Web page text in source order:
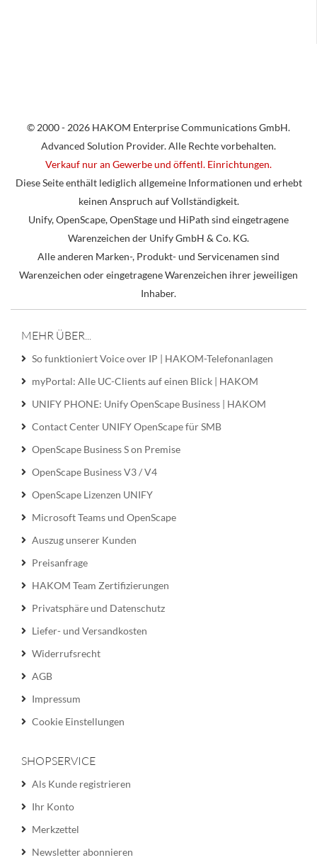
© 2000 - 2026 HAKOM Enterprise Communications GmbH.
Advanced Solution Provider. Alle Rechte vorbehalten.
Verkauf nur an Gewerbe und öffentl. Einrichtungen.
Diese Seite enthält lediglich allgemeine Informationen und erhebt
keinen Anspruch auf Vollständigkeit.
Unify, OpenScape, OpenStage und HiPath sind eingetragene
Warenzeichen der Unify GmbH & Co. KG.
Alle anderen Marken-, Produkt- und Servicenamen sind
Warenzeichen oder eingetragene Warenzeichen ihrer jeweiligen
Inhaber.
MEHR ÜBER...
So funktioniert Voice over IP | HAKOM-Telefonanlagen
myPortal: Alle UC-Clients auf einen Blick | HAKOM
UNIFY PHONE: Unify OpenScape Business | HAKOM
Contact Center UNIFY OpenScape für SMB
OpenScape Business S on Premise
OpenScape Business V3 / V4
OpenScape Lizenzen UNIFY
Microsoft Teams und OpenScape
Auszug unserer Kunden
Preisanfrage
HAKOM Team Zertifizierungen
Privatsphäre und Datenschutz
Liefer- und Versandkosten
Widerrufsrecht
AGB
Impressum
Cookie Einstellungen
SHOPSERVICE
Als Kunde registrieren
Ihr Konto
Merkzettel
Newsletter abonnieren